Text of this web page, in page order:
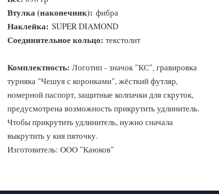
Втулка (наконечник): фибра
Наклейка: SUPER DIAMOND
Соединительное кольцо: текстолит
Комплектность: Логотип - значок "КС", гравировка
турняка "Чешуя с коронками", жёсткий футляр,
номерной паспорт, защитные колпачки для скруток,
предусмотрена возможность прикрутить удлинитель.
Чтобы прикрутить удлинитель, нужно сначала
выкрутить у кия пяточку.
Изготовитель: ООО "Каюков"